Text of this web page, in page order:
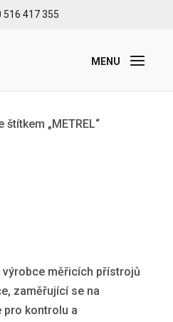
516 417 355
„METREL“
měřicích přístrojů
zaměřující se na
pro kontrolu a